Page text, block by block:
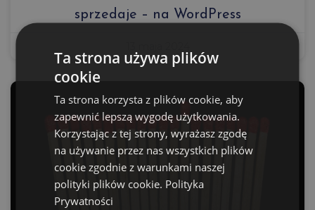
sprzedaje – na WordPress
Ta strona używa plików
cookie
Ta strona korzysta z plików cookie, aby
zapewnić lepszą wygodę użytkowania.
Korzystając z tej strony, wyrażasz zgodę
na używanie przez nas wszystkich plików
cookie zgodnie z warunkami naszej
polityki plików cookie. Polityka
Prywatności